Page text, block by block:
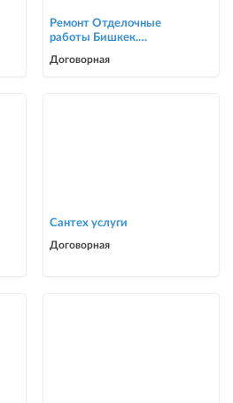
Ремонт Отделочные
работы Бишкек.
0705446944
Договорная
Сантех услуги
Договорная